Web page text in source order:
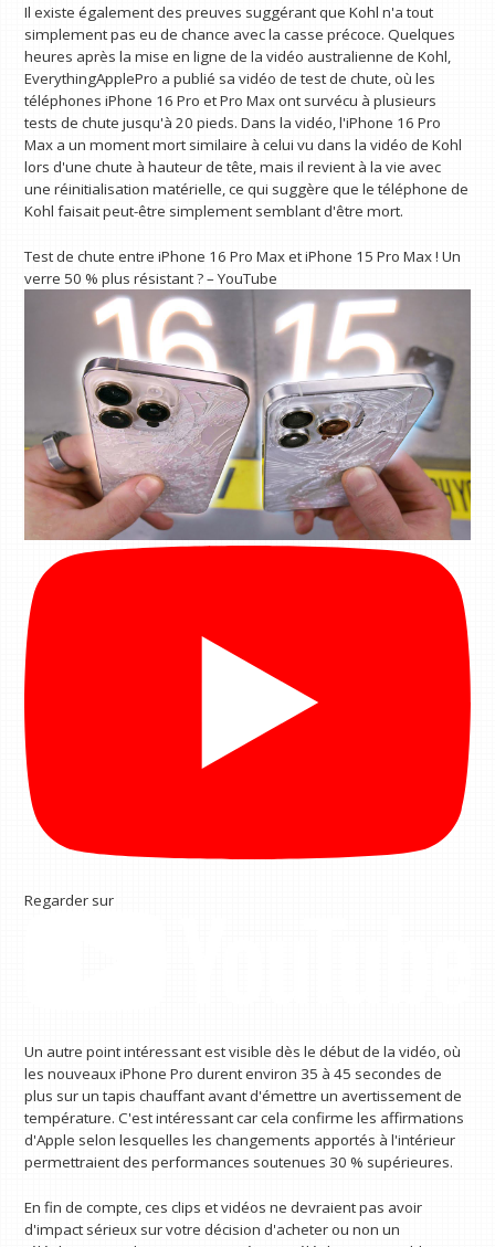
Il existe également des preuves suggérant que Kohl n'a tout
simplement pas eu de chance avec la casse précoce. Quelques
heures après la mise en ligne de la vidéo australienne de Kohl,
EverythingApplePro a publié sa vidéo de test de chute, où les
téléphones iPhone 16 Pro et Pro Max ont survécu à plusieurs
tests de chute jusqu'à 20 pieds. Dans la vidéo, l'iPhone 16 Pro
Max a un moment mort similaire à celui vu dans la vidéo de Kohl
lors d'une chute à hauteur de tête, mais il revient à la vie avec
une réinitialisation matérielle, ce qui suggère que le téléphone de
Kohl faisait peut-être simplement semblant d'être mort.
Test de chute entre iPhone 16 Pro Max et iPhone 15 Pro Max ! Un
verre 50 % plus résistant ? – YouTube
Regarder sur
Un autre point intéressant est visible dès le début de la vidéo, où
les nouveaux iPhone Pro durent environ 35 à 45 secondes de
plus sur un tapis chauffant avant d'émettre un avertissement de
température. C'est intéressant car cela confirme les affirmations
d'Apple selon lesquelles les changements apportés à l'intérieur
permettraient des performances soutenues 30 % supérieures.
En fin de compte, ces clips et vidéos ne devraient pas avoir
d'impact sérieux sur votre décision d'acheter ou non un